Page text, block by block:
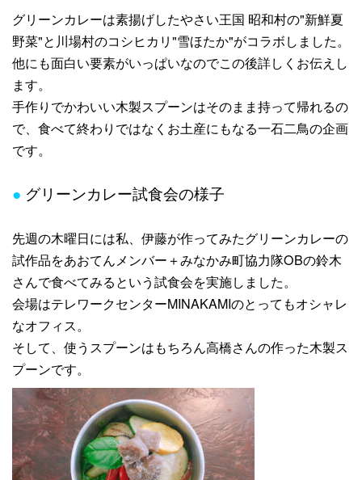
グリーンカレーは素揚げしたやさい王国 昭和村の"新鮮夏
野菜"と川場村のコシヒカリ"雪ほたか"がコラボしました。
他にも面白い要素がいっぱいなのでこの後詳しくお伝えし
ます。
手作りでかわいい木製スプーンはそのまま持って帰れるの
で、食べて終わりではなくお土産にもなる一石二鳥の企画
です。
● グリーンカレー試食会の様子
先週の木曜日には私、伊藤が作ってみたグリーンカレーの
試作品をあおてんメンバー＋みなかみ町協力隊OBの鈴木
さんで食べてみるという試食会を実施しました。
会場はテレワークセンターMINAKAMIのとってもオシャレ
なオフィス。
そして、使うスプーンはもちろん高橋さんの作った木製ス
プーンです。